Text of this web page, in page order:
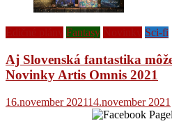
Fantasy Sci-fi
Aj Slovenská fantastika
Novinky Artis Omnis 2021
16.november 202114.november 2021